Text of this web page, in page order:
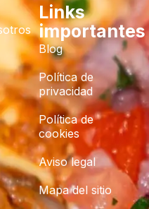
Links
importantes
Blog
Política de
privacidad
Política de
cookies
Aviso legal
Mapa del sitio